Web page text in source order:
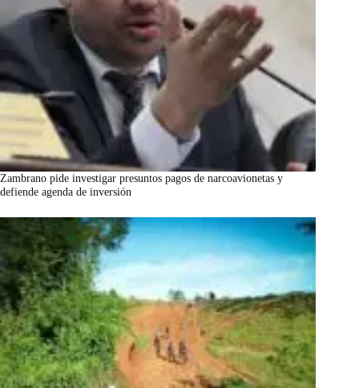
Zambrano pide investigar presuntos pagos de narcoavionetas y
defiende agenda de inversión